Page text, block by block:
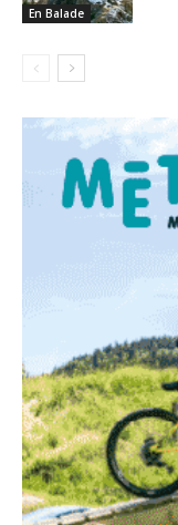
En Balade